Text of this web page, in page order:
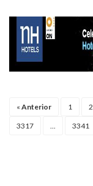
« Anterior 1 2
3317 3341